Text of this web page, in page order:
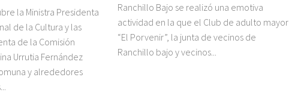
la Ministra Presidenta
de la Cultura y las
de la Comisión
Urrutia Fernández
y alrededores
Ranchillo Bajo se realizó una emotiva
actividad en la que el Club de adulto mayor
“El Porvenir”, la junta de vecinos de
Ranchillo bajo y vecinos...